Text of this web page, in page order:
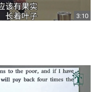
3:10